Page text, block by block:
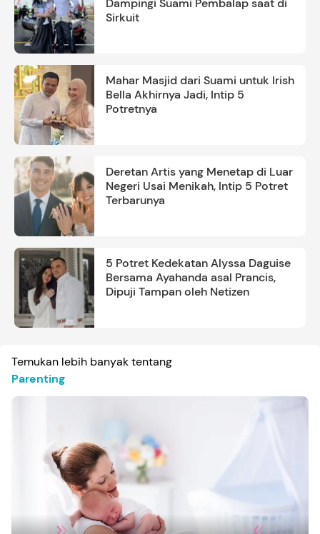
Dampingi Suami Pembalap saat di
Sirkuit
Mahar Masjid dari Suami untuk Irish
Bella Akhirnya Jadi, Intip 5
Potretnya
Deretan Artis yang Menetap di Luar
Negeri Usai Menikah, Intip 5 Potret
Terbarunya
5 Potret Kedekatan Alyssa Daguise
Bersama Ayahanda asal Prancis,
Dipuji Tampan oleh Netizen
Temukan lebih banyak tentang
Parenting